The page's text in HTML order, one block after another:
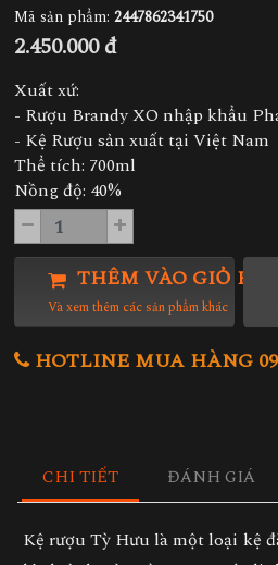
Mã sản phẩm: 2447862341750
2.450.000 đ
Xuất xứ:
- Rượu Brandy XO nhập khẩu
- Kệ Rượu sản xuất tại Việt Nam
Thể tích: 700ml
Nồng độ: 40%
THÊM VÀO GIỎ
Và xem thêm các sản phẩm khác
HOTLINE MUA HÀNG
CHI TIẾT ĐÁNH GIÁ
Kệ rượu Tỳ Hưu là một loại kệ